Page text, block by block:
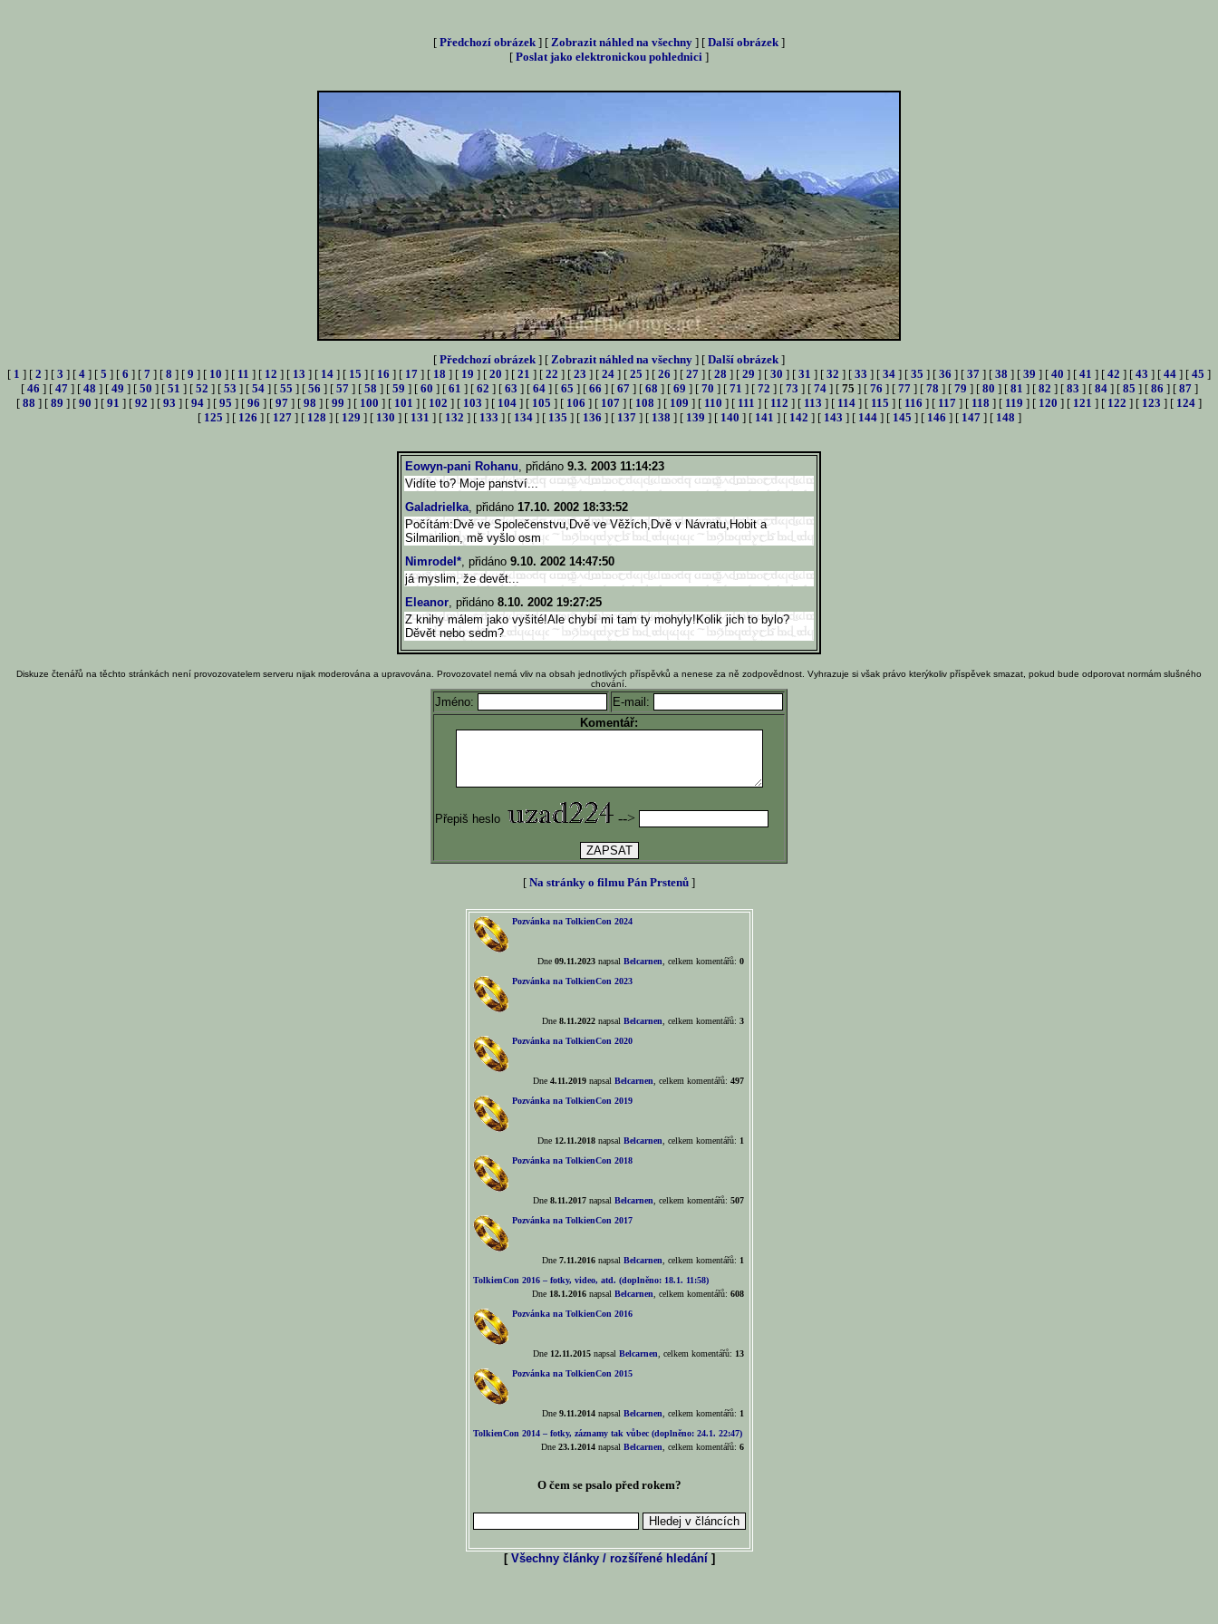
[ Předchozí obrázek ] [ Zobrazit náhled na všechny ] [ Další obrázek ]
[ Poslat jako elektronickou pohlednici ]
[ Předchozí obrázek ] [ Zobrazit náhled na všechny ] [ Další obrázek ]
[ 1 ] [ 2 ] [ 3 ] [ 4 ] [ 5 ] [ 6 ] [ 7 ] [ 8 ] [ 9 ] [ 10 ] [ 11 ] [ 12 ] [ 13 ] [ 14 ] [ 15 ] [ 16 ] [ 17 ] [ 18 ] [ 19 ] [ 20 ] [ 21 ] [ 22 ] [ 23 ] [ 24 ] [ 25 ] [ 26 ] [ 27 ] [ 28 ] [ 29 ] [ 30 ] [ 31 ] [ 32 ] [ 33 ] [ 34 ] [ 35 ] [ 36 ] [ 37 ] [ 38 ] [ 39 ] [ 40 ] [ 41 ] [ 42 ] [ 43 ] [ 44 ] [ 45 ]
[ 46 ] [ 47] [ 48 ] [ 49 ] [ 50 ] [ 51 ] [ 52 ] [ 53 ] [ 54] [ 55 ] [ 56 ] [ 57] [ 58 ] [ 59 ] [ 60 ] [ 61 ] [ 62 ] [ 63 ] [ 64] [ 65 ] [ 66 ] [ 67] [ 68 ] [ 69 ] [ 70 ] [ 71 ] [ 72 ] [ 73 ] [ 74] [ 75 ] [ 76 ] [ 77] [ 78 ] [ 79 ] [ 80 ] [ 81 ] [ 82 ] [ 83 ] [ 84] [ 85 ] [ 86 ] [ 87]
[ 88 ] [ 89 ] [ 90 ] [ 91 ] [ 92 ] [ 93 ] [ 94 ] [ 95 ] [ 96 ] [ 97 ] [ 98 ] [ 99 ] [ 100 ] [ 101 ] [ 102 ] [ 103 ] [ 104 ] [ 105 ] [ 106 ] [ 107 ] [ 108 ] [ 109 ] [ 110 ] [ 111 ] [ 112 ] [ 113 ] [ 114 ] [ 115 ] [ 116 ] [ 117 ] [ 118 ] [ 119 ] [ 120 ] [ 121 ] [ 122 ] [ 123 ] [ 124 ]
[ 125 ] [ 126 ] [ 127] [ 128 ] [ 129 ] [ 130 ] [ 131 ] [ 132 ] [ 133 ] [ 134] [ 135 ] [ 136 ] [ 137] [ 138 ] [ 139 ] [ 140 ] [ 141 ] [ 142 ] [ 143 ] [ 144] [ 145 ] [ 146 ] [ 147] [ 148 ]
Eowyn-pani Rohanu, přidáno 9.3. 2003 11:14:23
Vidíte to? Moje panství...
Galadrielka, přidáno 17.10. 2002 18:33:52
Počítám:Dvě ve Společenstvu,Dvě ve Věžích,Dvě v Návratu,Hobit a
Silmarilion, mě vyšlo osm
Nimrodel*, přidáno 9.10. 2002 14:47:50
já myslim, že devět...
Eleanor, přidáno 8.10. 2002 19:27:25
Z knihy málem jako vyšité!Ale chybí mi tam ty mohyly!Kolik jich to bylo?
Děvět nebo sedm?
Diskuze čtenářů na těchto stránkách není provozovatelem serveru nijak moderována a upravována. Provozovatel nemá vliv na obsah jednotlivých příspěvků a nenese za ně zodpovědnost. Vyhrazuje si však právo kterýkoliv příspěvek smazat, pokud bude odporovat normám slušného
chování.
Jméno:
E-mail:
Komentář:
Přepiš heslo -->
[ Na stránky o filmu Pán Prstenů ]
Pozvánka na TolkienCon 2024
Dne 09.11.2023napsal Belcarnen , celkem komentářů: 0
Pozvánka na TolkienCon 2023
Dne 8.11.2022napsal Belcarnen , celkem komentářů: 3
Pozvánka na TolkienCon 2020
Dne 4.11.2019napsal Belcarnen , celkem komentářů: 497
Pozvánka na TolkienCon 2019
Dne 12.11.2018napsal Belcarnen , celkem komentářů: 1
Pozvánka na TolkienCon 2018
Dne 8.11.2017napsal Belcarnen , celkem komentářů: 507
Pozvánka na TolkienCon 2017
Dne 7.11.2016napsal Belcarnen , celkem komentářů: 1
TolkienCon 2016 – fotky, video, atd. (doplněno: 18.1. 11:58)
Dne 18.1.2016napsal Belcarnen , celkem komentářů: 608
Pozvánka na TolkienCon 2016
Dne 12.11.2015napsal Belcarnen , celkem komentářů: 13
Pozvánka na TolkienCon 2015
Dne 9.11.2014napsal Belcarnen , celkem komentářů: 1
TolkienCon 2014 – fotky, záznamy tak vůbec (doplněno: 24.1. 22:47)
Dne 23.1.2014napsal Belcarnen , celkem komentářů: 6
O čem se psalo před rokem?
[ Všechny články / rozšířené hledání]